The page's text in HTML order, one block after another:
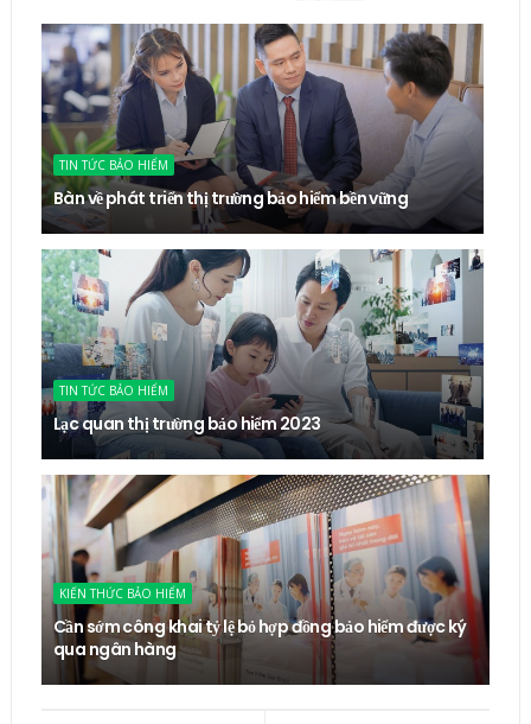
TIN TỨC BẢO HIỂM
Bàn về phát triển thị trường bảo hiểm bền vững
TIN TỨC BẢO HIỂM
Lạc quan thị trường bảo hiểm 2023
KIẾN THỨC BẢO HIỂM
Cần sớm công khai tỷ lệ bỏ hợp đồng bảo hiểm được ký
qua ngân hàng